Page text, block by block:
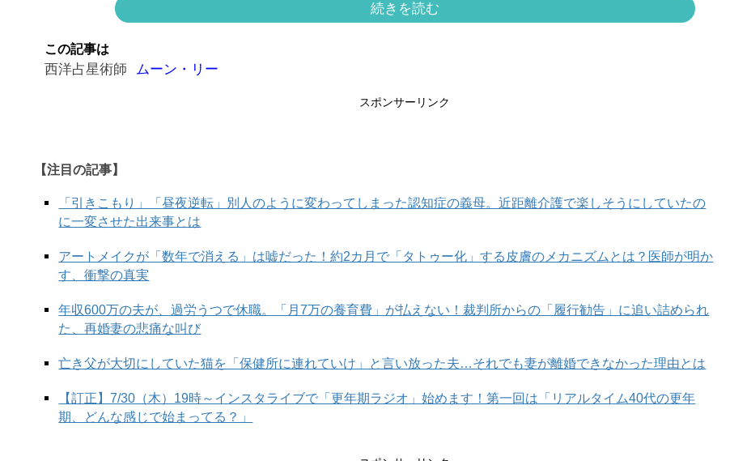
家族や所属する場、ホームグラウンドを愛し守っていくのが蟹座の人たち。面倒見がよく、大切な家族を守るためな
らどんな手を使ってでも、という気質を持っています。
といっても男性的な強さではなく、女性特有のデリケートな気質が特徴です。喜怒哀楽が激しく、ニコニコしていた
気分がころころ変わるのは、守護星が女神ダイアナ、日一日と形を変化させる月だからです。特に女性は生理前など
不安定な時期には、自分が見えなくなったり、気持ちが混沌としたりします。そんな気分の変化を自分でもわかって
リしているように思えるのが蟹座の人たちです。
つづき＞＞＞では、どうすれば「もっと自分らしく生きられる？」リー先生のアドバイス
1分でわかる本当は「繊細」「もっと頑張りたい」「自分らしく生きたい」人のための
続きを読む
この記事は
西洋占星術師 ムーン・リー
スポンサーリンク
【注目の記事】
「引きこもり」「昼夜逆転」別人のように変わってしまった認知症の義母。近距離介護で楽しそうにしていたの
に一変させた出来事とは
アートメイクが「数年で消える」は嘘だった！約2カ月で「タトゥー化」する皮膚のメカニズムとは？医師が明か
す、衝撃の真実
年収600万の夫が、過労うつで休職。「月7万の養育費」が払えない！裁判所からの「履行勧告」に追い詰められ
た、再婚妻の悲痛な叫び
亡き父が大切にしていた猫を「保健所に連れていけ」と言い放った夫…それでも妻が離婚できなかった理由とは
【訂正】7/30（木）19時～インスタライブで「更年期ラジオ」始めます！第一回は「リアルタイム40代の更年
期、どんな感じで始まってる？」